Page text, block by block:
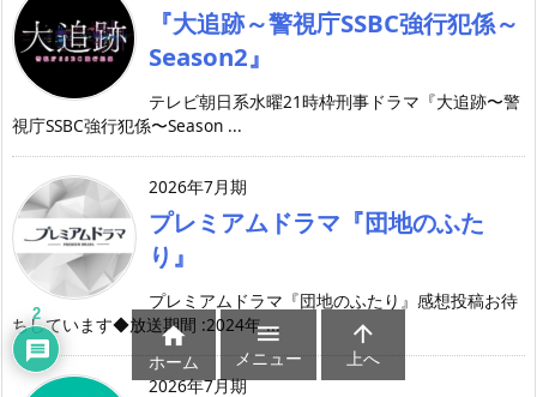
『大追跡～警視庁SSBC強行犯係～
Season2』
テレビ朝日系水曜21時枠刑事ドラマ『大追跡〜警
視庁SSBC強行犯係〜Season ...
2026年7月期
プレミアムドラマ『団地のふた
り』
プレミアムドラマ『団地のふたり』感想投稿お待
ちしています◆放送期間 :2024年 ...
2026年7月期

ホーム

メニュー

上へ
2